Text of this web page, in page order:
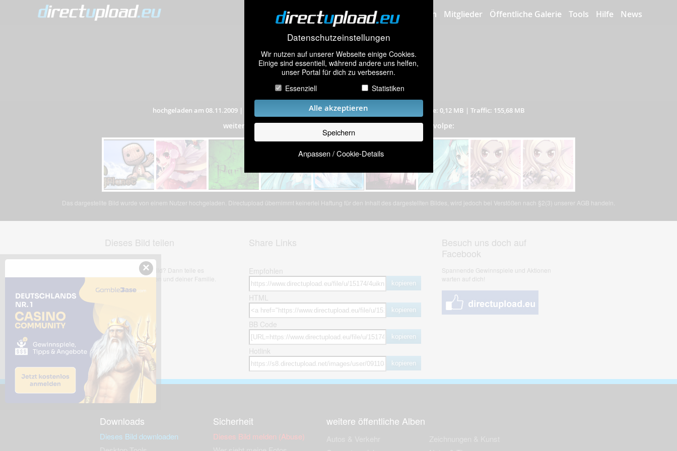
Datenschutzeinstellungen
Wir nutzen auf unserer Webseite einige Cookies.
Einige sind essentiell, während andere uns helfen,
unser Portal für dich zu verbessern.
Essenziell
Statistiken
Alle akzeptieren
Speichern
Anpassen / Cookie-Details
Bilder hochladen Mitglieder Öffentliche Galerie Tools Hilfe News
hochgeladen am 08.11.2009| 1.250 mal angeschaut|Auflösung: 380x150 Pixel Dateigröße: 0,12 MB | Traffic: 155,68 MB
weitere Bilder aus dem Album„signaturen” (206 Bilder) von volpe:
Das dargestellte Bild wurde von einem Nutzer hochgeladen. Directupload übernimmt keinerlei Haftung für den Inhalt des dargestellten Bildes, wird jedoch bei Verstößen nach §2(3) unserer AGB handeln.
Dieses Bild teilen
Dir gefällt dieses Bild? Dann teile es
mit deinen Freunden und deiner Familie.
Share Links
Empfohlen
kopieren
HTML
kopieren
BB Code
kopieren
Hotlink
kopieren
Besuch uns doch auf
Facebook
Spannende Gewinnspiele und Aktionen
warten auf dich!
Downloads
Dieses Bild downloaden
Sicherheit
Dieses Bild melden (Abuse)
weitere öffentliche Alben
×